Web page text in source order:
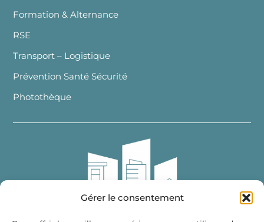
Gérer le consentement
Formation & Alternance
RSE
Transport – Logistique
Prévention Santé Sécurité
Photothèque